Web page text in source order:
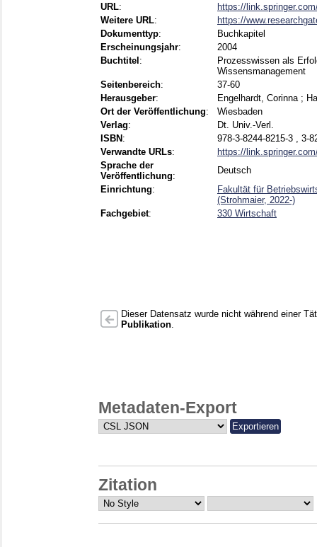
URL:
https://
Weitere URL:
https://
Dokumenttyp:
Buchkapitel
Erscheinungsjahr:
2004
Buchtitel :
Prozesswissen als
Wissensmanagement
Seitenbereich:
37-60
Herausgeber: Engelhardt, Corinna ;
Ort der Veröffentlichung:
Wiesbaden
Verlag:
Dt. Univ.-Verl.
ISBN :
978-3-8244-8215-3 , 3-
Verwandte URLs:
https://
Sprache der
Veröffentlichung:
Deutsch
Einrichtung:
Fakultät für
(Strohmaier, 2022-)
Fachgebiet: 330 Wirtschaft
Dieser Datensatz wurde nicht während einer
Publikation
Metadaten-Export
Zitation